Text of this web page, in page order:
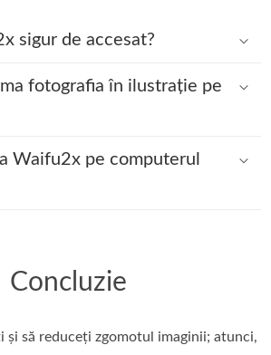
sigur de accesat?
fotografia în ilustrație pe
Waifu2x pe computerul
Concluzie
și să reduceți zgomotul imaginii; atunci,